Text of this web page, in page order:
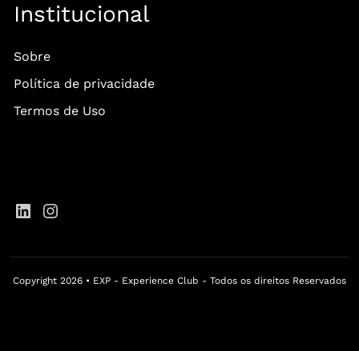
Institucional
Sobre
Política de privacidade
Termos de Uso
Copyright 2026 • EXP - Experience Club - Todos os direitos Reservados